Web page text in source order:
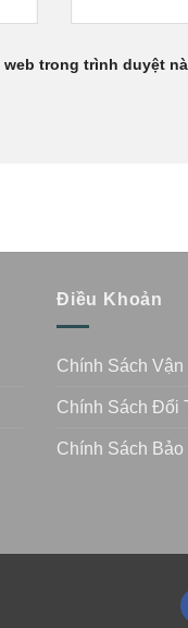
trong trình duyệt
Điều Khoản
Chính Sách Vận
Chính Sách Đổi
Chính Sách Bảo